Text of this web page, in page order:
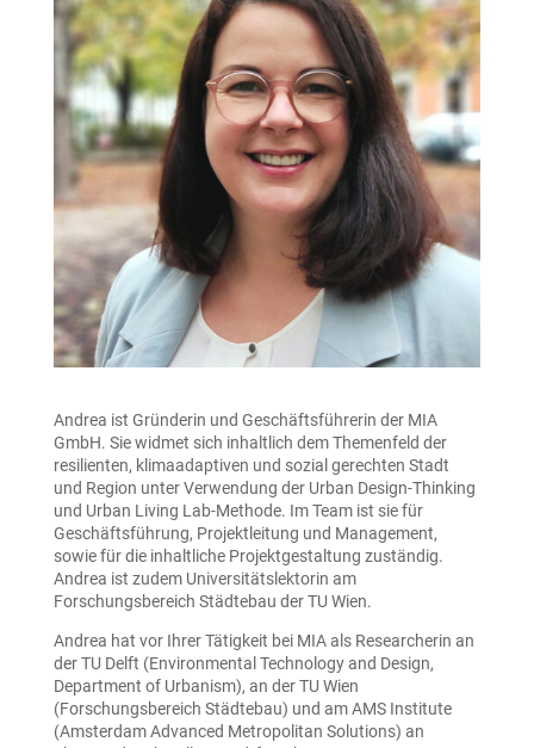
Andrea ist Gründerin und Geschäftsführerin der MIA
GmbH. Sie widmet sich inhaltlich dem Themenfeld der
resilienten, klimaadaptiven und sozial gerechten Stadt
und Region unter Verwendung der Urban Design-Thinking
und Urban Living Lab-Methode. Im Team ist sie für
Geschäftsführung, Projektleitung und Management,
sowie für die inhaltliche Projektgestaltung zuständig.
Andrea ist zudem Universitätslektorin am
Forschungsbereich Städtebau der TU Wien.
Andrea hat vor Ihrer Tätigkeit bei MIA als Researcherin an
der TU Delft (Environmental Technology and Design,
Department of Urbanism), an der TU Wien
(Forschungsbereich Städtebau) und am AMS Institute
(Amsterdam Advanced Metropolitan Solutions) an